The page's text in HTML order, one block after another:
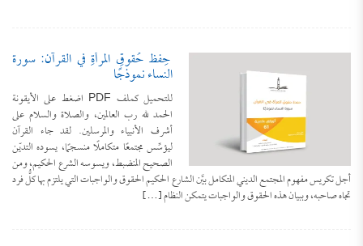
حِفْظُ حُقوقِ المرأةِ في القرآن: سورة
النساء نموذجًا
للتحميل كملف PDF اضغط على الأيقونة
الحمد لله رب العالمين، والصلاة والسلام على
أشرف الأنبياء والمرسلين. لقد جاء القرآن
ليؤسِّس مجتمعًا متكاملًا منسجمًا، يسوده التديّن
الصحيح المنضبط، ويسوسه الشرع الحكيم، ومن
أجل تكريس مفهوم المجتمع الديني المتكامل بيَّن الشارع الحكيم الحقوق والواجبات التي يلتزم بها كلُّ فرد
تجاه صاحبه، وببيان هذه الحقوق والواجبات يتمكن النظام […]